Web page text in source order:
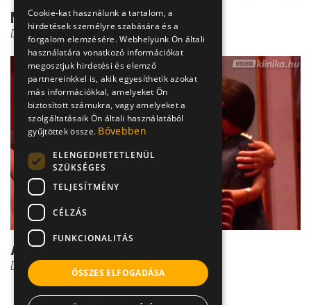
Méhnyakrák
Dr. Novák Zoltán
A méhnyakrák veszélye
Dr. Szántó István
Cookie-kat használunk a tartalom, a
hirdetések személyre szabására és a
forgalom elemzésére. Webhelyünk Ön általi
használatára vonatkozó információkat
megosztjuk hirdetési és elemző
partnereinkkel is, akik egyesíthetik azokat
más információkkal, amelyeket Ön
biztosított számukra, vagy amelyeket a
szolgáltatásaik Ön általi használatából
gyűjtöttek össze. Bővebben
ELENGEDHETETLENÜL
SZÜKSÉGES
TELJESÍTMÉNY
CÉLZÁS
FUNKCIONALITÁS
ÖSSZES ELFOGADÁSA